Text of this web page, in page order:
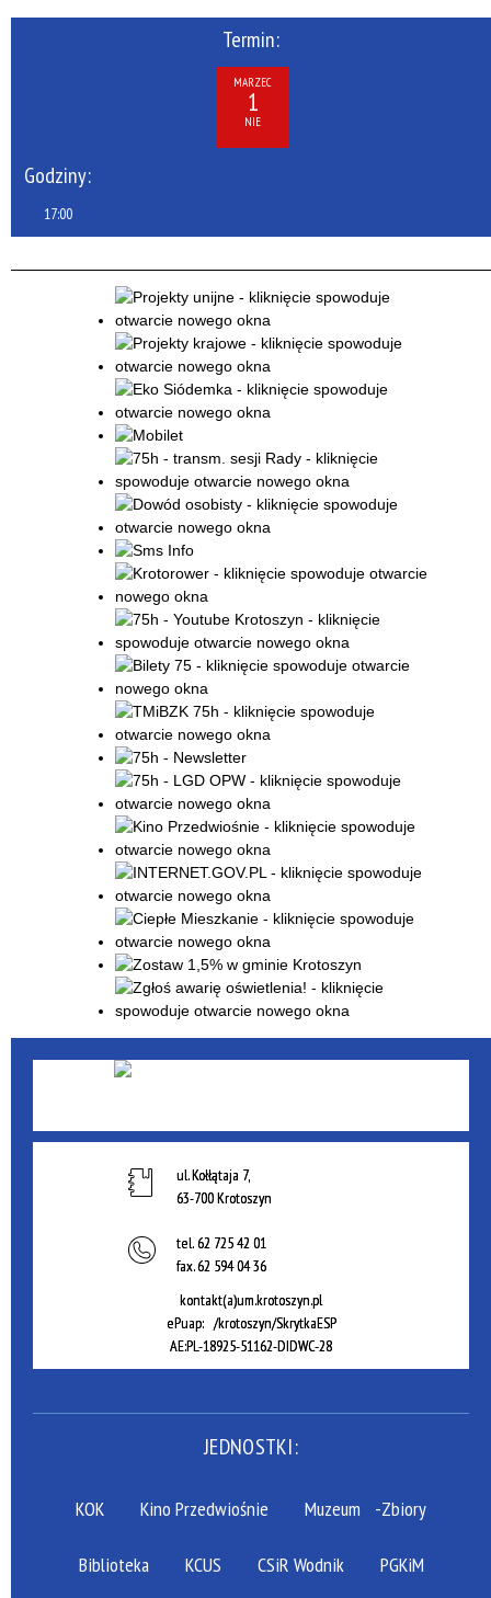
Termin:
MARZEC
1
NIE
Godziny:
17:00
ul. Kołłątaja 7,
63-700 Krotoszyn
tel.62 725 42 01
fax.62 594 04 36
kontakt(a)um.krotoszyn.pl
ePuap: /krotoszyn/SkrytkaESP
AE:PL-18925-51162-DIDWC-28
JEDNOSTKI:
KOK Kino Przedwiośnie Muzeum -Zbiory
Biblioteka KCUS CSiR Wodnik PGKiM